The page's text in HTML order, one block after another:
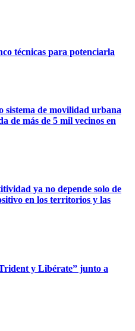
técnicas para potenciarla
sistema de movilidad urbana
de más de 5 mil vecinos en
ya no depende solo de
en los territorios y las
y Libérate” junto a